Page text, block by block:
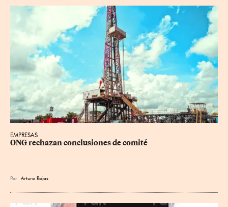
EMPRESAS
ONG rechazan conclusiones de comité
Por Arturo Rojas